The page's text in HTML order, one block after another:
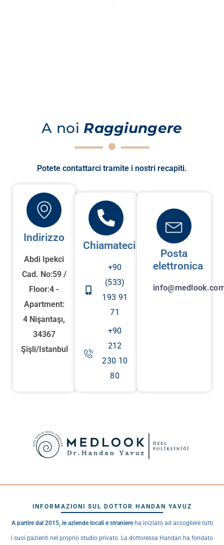
A noi Raggiungere
Potete contattarci tramite i nostri recapiti.
Indirizzo
Abdi Ipekci
Cad. No:59 /
Floor:4 -
Apartment:
4 Nişantaşı,
34367
Şişli/Istanbul
Chiamateci
+90
(533)
193 91
71
+90
212
230 10
80
Posta
elettronica
INFORMAZIONI SUL DOTTOR HANDAN YAVUZ
A partire dal 2015, le aziende locali e straniereha iniziato ad accogliere tutti
i suoi pazienti nel proprio studio privato. La dottoressa Handan ha fondato